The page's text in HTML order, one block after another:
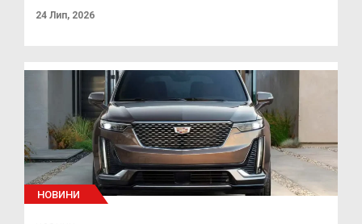
24 Лип, 2026
НОВИНИ